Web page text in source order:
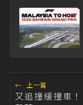
← 上一篇
又追撞緩撞車